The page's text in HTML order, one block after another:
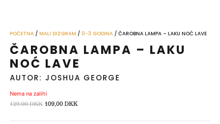
POČETNA / MALI DIZGRAM / 0-3 GODINA / ČAROBNA LAMPA – LAKU NOĆ LAVE
ČAROBNA LAMPA – LAKU
NOĆ LAVE
AUTOR: JOSHUA GEORGE
Nema na zalihi
129,00DKK Izvorna
109,00 DKKTrenutna